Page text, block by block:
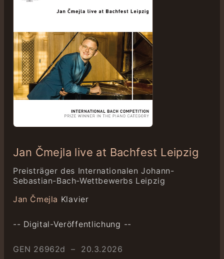
Jan Čmejla live at Bachfest Leipzig
Preisträger des Internationalen Johann-
Sebastian-Bach-Wettbewerbs Leipzig
Jan Čmejla Klavier
-- Digital-Veröffentlichung --
GEN 26962d – 20.3.2026